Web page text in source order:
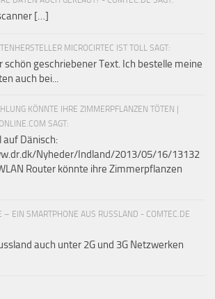
[…]
MICROCIRTEC IST TOLL SAGT:
schön geschriebener Text. Ich bestelle meine
auch bei...
KÖNNTE IHRE ZIMMERPFLANZEN TÖTEN |
SAGT:
Dänisch:
Nyheder/Indland/2013/05/16/13132
Router könnte ihre Zimmerpflanzen
– EIN SMARTPHONE AUS RUSSLAND - COMTEC.DE
auch unter 2G und 3G Netzwerken